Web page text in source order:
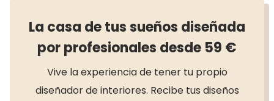
La casa de tus sueños diseñada
por profesionales desde 59 €
Vive la experiencia de tener tu propio
diseñador de interiores. Recibe tus diseños